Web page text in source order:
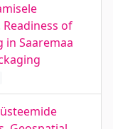
of
Saaremaa